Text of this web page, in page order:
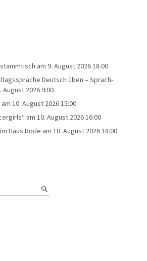
am 9. August 2026 18:00
Deutsch üben – Sprach-
August 2026 9:00
am 10. August 2026 15:00
am 10. August 2026 16:00
Haus Rode am 10. August 2026 18:00